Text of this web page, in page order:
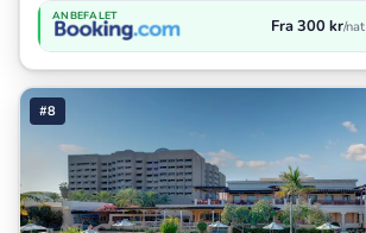
ANBEFALET Fra 300 kr/nat
#8